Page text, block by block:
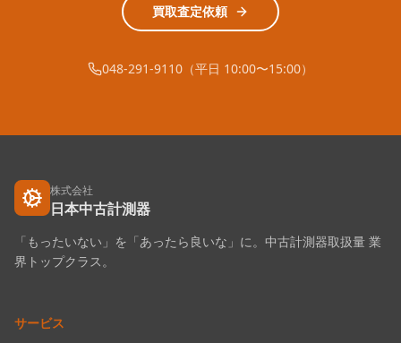
買取査定依頼
048-291-9110（平日 10:00〜15:00）
株式会社
日本中古計測器
「もったいない」を「あったら良いな」に。中古計測器取扱量 業
界トップクラス。
サービス